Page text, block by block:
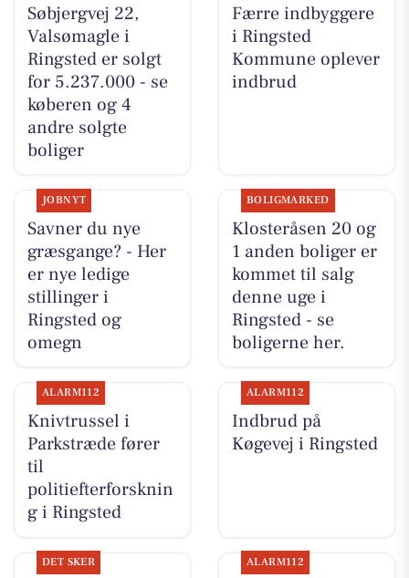
Søbjergvej 22,
Valsømagle i
Ringsted er solgt
for 5.237.000 - se
køberen og 4
andre solgte
boliger
Færre indbyggere
i Ringsted
Kommune oplever
indbrud
JOBNYT
Savner du nye
græsgange? - Her
er nye ledige
stillinger i
Ringsted og
omegn
BOLIGMARKED
Klosteråsen 20 og
1 anden boliger er
kommet til salg
denne uge i
Ringsted - se
boligerne her.
ALARM112
Knivtrussel i
Parkstræde fører
til
politiefterforsknin
g i Ringsted
ALARM112
Indbrud på
Køgevej i Ringsted
DET SKER ALARM112